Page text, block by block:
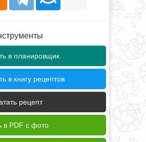
в планировщик
в книгу рецептов
рецепт
в PDF с фото